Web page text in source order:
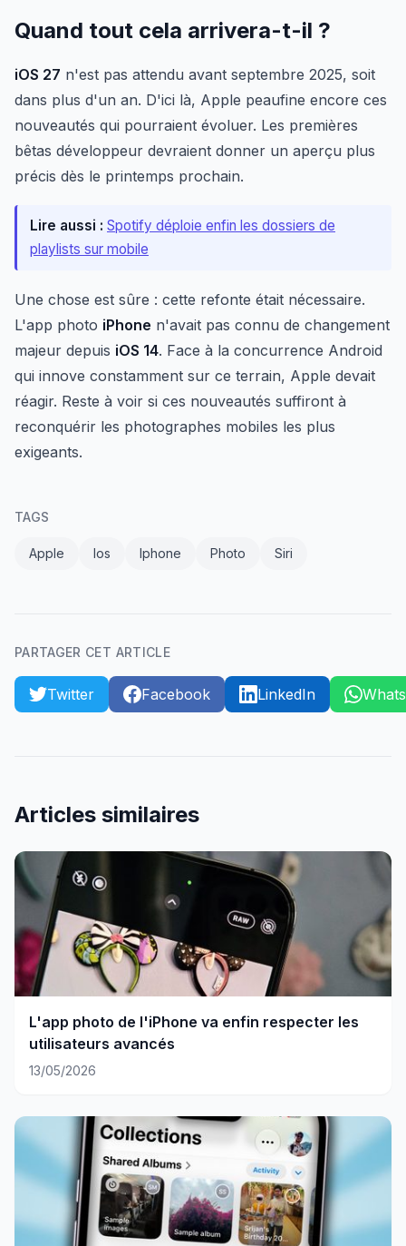
Quand tout cela arrivera-t-il ?
iOS 27 n'est pas attendu avant septembre 2025, soit
dans plus d'un an. D'ici là, Apple peaufine encore ces
nouveautés qui pourraient évoluer. Les premières
bêtas développeur devraient donner un aperçu plus
précis dès le printemps prochain.
Lire aussi : Spotify déploie enfin les dossiers de
playlists sur mobile
Une chose est sûre : cette refonte était nécessaire.
L'app photo iPhone n'avait pas connu de changement
majeur depuis iOS 14. Face à la concurrence Android
qui innove constamment sur ce terrain, Apple devait
réagir. Reste à voir si ces nouveautés suffiront à
reconquérir les photographes mobiles les plus
exigeants.
TAGS
Apple Ios Iphone Photo Siri
PARTAGER CET ARTICLE
Twitter Facebook LinkedIn
Articles similaires
L'app photo de l'iPhone va enfin respecter les
utilisateurs avancés
13/05/2026